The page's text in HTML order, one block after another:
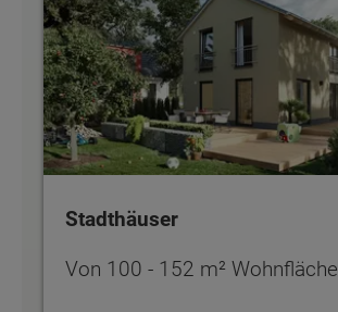
Stadthäuser
Von 100 - 152 m² Wohnfläche